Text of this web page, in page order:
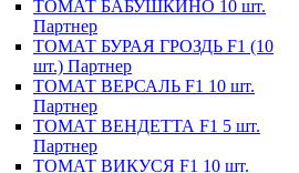
ТОМАТ БАБУШКИНО 10 шт.
Партнер
ТОМАТ БУРАЯ ГРОЗДЬ F1 (10
шт.) Партнер
ТОМАТ ВЕРСАЛЬ F1 10 шт.
Партнер
ТОМАТ ВЕНДЕТТА F1 5 шт.
Партнер
ТОМАТ ВИКУСЯ F1 10 шт.